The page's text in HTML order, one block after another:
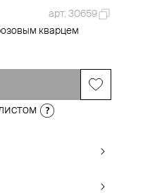
арт. 30659
кварцем